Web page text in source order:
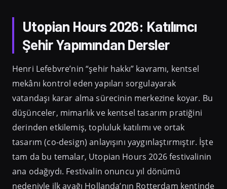
Utopian Hours 2026: Katılımcı
Şehir Yapımından Dersler
Henri Lefebvre’nin “şehir hakkı” kavramı, kentsel
mekânı kontrol eden yapıları sorgulayarak
vatandaşı karar alma sürecinin merkezine koyar. Bu
düşünceler, mimarlık ve kentsel tasarım pratiğini
derinden etkilemiş, topluluk katılımı ve ortak
tasarım (co-design) anlayışını yaygınlaştırmıştır. İşte
tam da bu temalar, Utopian Hours 2026 festivalinin
ana odağıydı. Festivalin onuncu yıl dönümü
nedeniyle ilk ayağı Hollanda’nın Rotterdam kentinde